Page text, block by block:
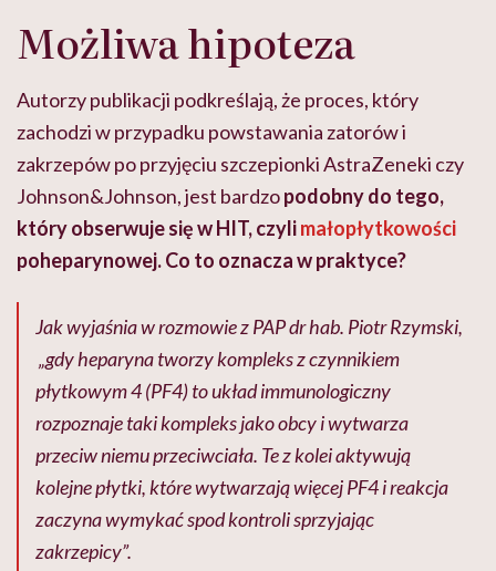
może chyba tylko
głupota i brak
pracy
Możliwa hipoteza
Autorzy publikacji podkreślają, że proces, który
zachodzi w przypadku powstawania zatorów i
zakrzepów po przyjęciu szczepionki AstraZeneki czy
Johnson&Johnson, jest bardzopodobny do tego,
który obserwuje się w HIT, czylimałopłytkowości
poheparynowej. Co to oznacza w praktyce?
Jak wyjaśnia w rozmowie z PAP dr hab. Piotr Rzymski,
„gdy heparyna tworzy kompleks z czynnikiem
płytkowym 4 (PF4) to układ immunologiczny
rozpoznaje taki kompleks jako obcy i wytwarza
przeciw niemu przeciwciała. Te z kolei aktywują
kolejne płytki, które wytwarzają więcej PF4 i reakcja
zaczyna wymykać spod kontroli sprzyjając
zakrzepicy”.